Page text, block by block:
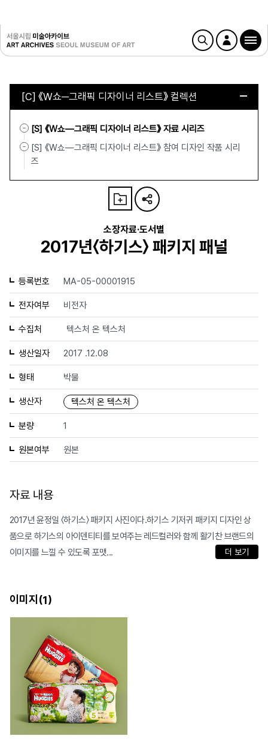
[C] 《W쇼─그래픽 디자이너 리스트》 컬렉션
[S] 《W쇼—그래픽 디자이너 리스트》 자료 시리즈
[S] 《W쇼—그래픽 디자이너 리스트》 참여 디자인 작품 시리
즈
소장자료·도서별
2017년〈하기스〉 패키지 패널
등록번호 MA-05-00001915
전자여부 비전자
수집처 텍스처 온 텍스처
생산일자 2017 .12.08
형태 박물
생산자 텍스처 온 텍스처
분량 1
원본여부 원본
자료 내용
2017년 윤정일 〈하기스〉 패키지 사진이다.하기스 기저귀 패키지 디자인 상
품으로 하기스의 아이덴티티를 보여주는 레드컬러와 함께 활기찬 브랜드의
이미지를 느낄 수 있도록 포맷...
더 보기
이미지(1)